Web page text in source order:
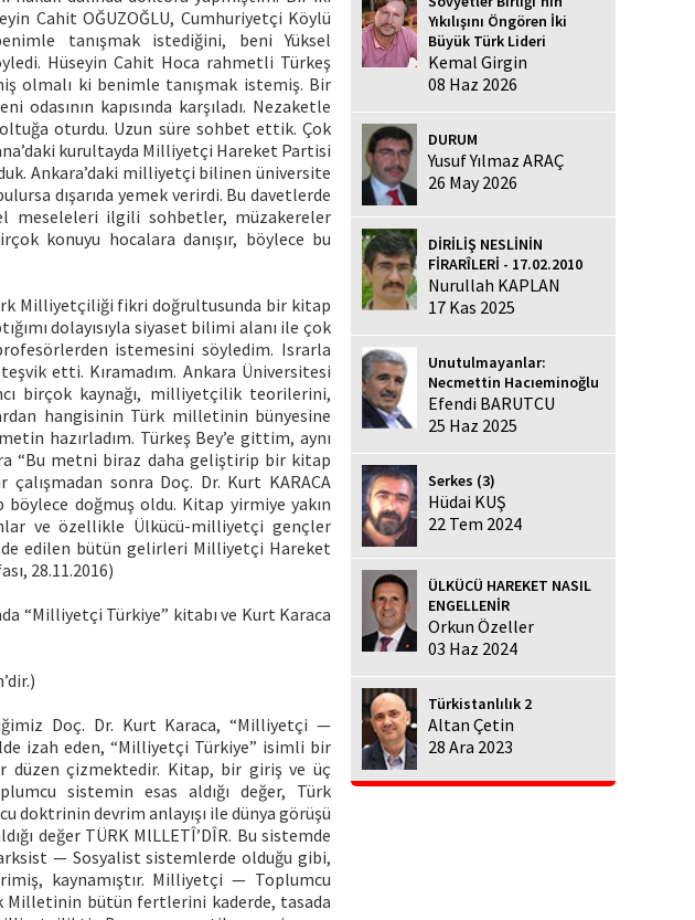
Cahit OĞUZOĞLU, Cumhuriyetçi Köylü
tanışmak istediğini, beni Yüksel
Hüseyin Cahit Hoca rahmetli Türkeş
olmalı ki benimle tanışmak istemiş. Bir
kapısında karşıladı. Nezaketle
oturdu. Uzun süre sohbet ettik. Çok
kurultayda Milliyetçi Hareket Partisi
Ankara’daki milliyetçi bilinen üniversite
dışarıda yemek verirdi. Bu davetlerde
meseleleri ilgili sohbetler, müzakereler
konuyu hocalara danışır, böylece bu
Milliyetçiliği fikri doğrultusunda bir kitap
dolayısıyla siyaset bilimi alanı ile çok
istemesini söyledim. Israrla
etti. Kıramadım. Ankara Üniversitesi
birçok kaynağı, milliyetçilik teorilerini,
hangisinin Türk milletinin bünyesine
hazırladım. Türkeş Bey’e gittim, aynı
“Bu metni biraz daha geliştirip bir kitap
sonra Doç. Dr. Kurt KARACA
doğmuş oldu. Kitap yirmiye yakın
ve özellikle Ülkücü-milliyetçi gençler
edilen bütün gelirleri Milliyetçi Hareket
28.11.2016)
“Milliyetçi Türkiye” kitabı ve Kurt Karaca
Doç. Dr. Kurt Karaca, “Milliyetçi —
izah eden, “Milliyetçi Türkiye” isimli bir
düzen çizmektedir. Kitap, bir giriş ve üç
sistemin esas aldığı değer, Türk
devrim anlayışı ile dünya görüşü
değer TÜRK MlLLETÎ’DÎR. Bu sistemde
— Sosyalist sistemlerde olduğu gibi,
kaynamıştır. Milliyetçi — Toplumcu
bütün fertlerini kaderde, tasada
Yıkılışını Öngören İki
Büyük Türk Lideri
Kemal Girgin
08 Haz 2026
DURUM
Yusuf Yılmaz ARAÇ
26 May 2026
DİRİLİŞ NESLİNİN
FİRARÎLERİ - 17.02.2010
Nurullah KAPLAN
17 Kas 2025
Unutulmayanlar:
Necmettin Hacıeminoğlu
Efendi BARUTCU
25 Haz 2025
Serkes (3)
Hüdai KUŞ
22 Tem 2024
ÜLKÜCÜ HAREKET NASIL
ENGELLENİR
Orkun Özeller
03 Haz 2024
Türkistanlılık 2
Altan Çetin
28 Ara 2023